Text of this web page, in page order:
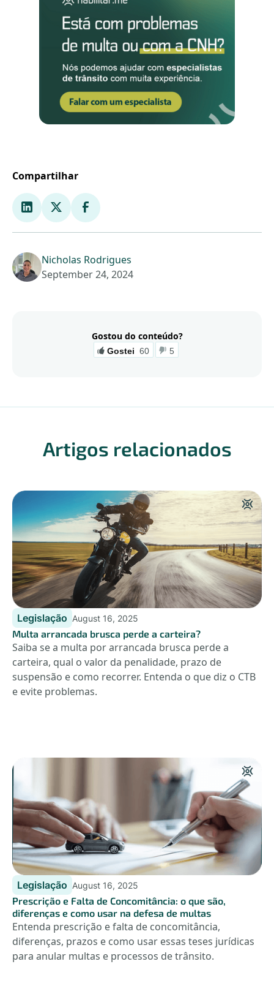
Compartilhar
Nicholas Rodrigues
September 24, 2024
Gostou do conteúdo?
Gostei 60 5
Artigos relacionados
Legislação August 16, 2025
Multa arrancada brusca perde a carteira?
Saiba se a multa por arrancada brusca perde a
carteira, qual o valor da penalidade, prazo de
suspensão e como recorrer. Entenda o que diz o CTB
e evite problemas.
Legislação August 16, 2025
Prescrição e Falta de Concomitância: o que são,
diferenças e como usar na defesa de multas
Entenda prescrição e falta de concomitância,
diferenças, prazos e como usar essas teses jurídicas
para anular multas e processos de trânsito.